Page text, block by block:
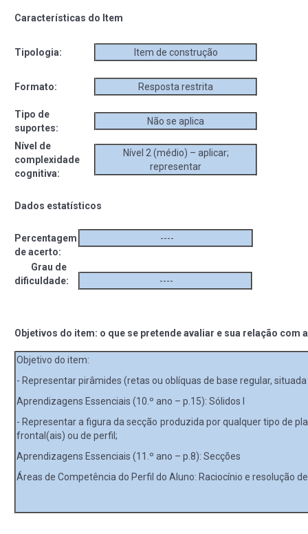
Características do Item
Tipologia: Item de construção
Formato: Resposta restrita
Tipo de
suportes:
Não se aplica
Nível de
complexidade
cognitiva:
Nível 2 (médio) – aplicar;
representar
Dados estatísticos
Percentagem
de acerto:
----
Grau de
dificuldade:
----
Objetivos do item: o que se pretende avaliar e sua relação com
Objetivo do item:
- Representar pirâmides (retas ou oblíquas de base regular,
Aprendizagens Essenciais (10.º ano – p.15): Sólidos I
- Representar a figura da secção produzida por qualquer tipo de
frontal(ais) ou de perfil;
Aprendizagens Essenciais (11.º ano – p.8): Secções
Áreas de Competência do Perfil do Aluno: Raciocínio e resolução